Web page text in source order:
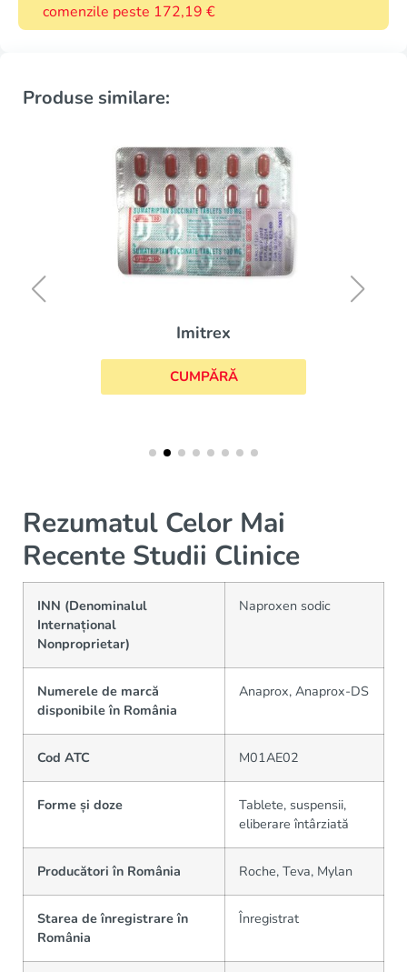
comenzile peste 172,19 €
Produse similare:
Imitrex
CUMPĂRĂ
Rezumatul Celor Mai
Recente Studii Clinice
INN (Denominalul
Internațional
Nonproprietar)
Naproxen sodic
Numerele de marcă
disponibile în România
Anaprox, Anaprox-DS
Cod ATC M01AE02
Forme și doze
Tablete, suspensii,
eliberare întârziată
Producători în România Roche, Teva, Mylan
Starea de înregistrare în
România
Înregistrat